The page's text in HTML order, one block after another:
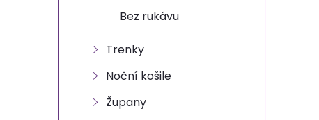
Bez rukávu
Trenky
Noční košile
Župany